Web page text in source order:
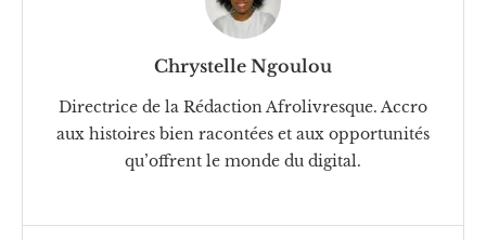
Chrystelle Ngoulou
Directrice de la Rédaction Afrolivresque. Accro
aux histoires bien racontées et aux opportunités
qu’offrent le monde du digital.